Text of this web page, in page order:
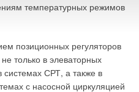
температурных режимов
позиционных регуляторов
только в элеваторных
системах СРТ, а также в
с насосной циркуляцией